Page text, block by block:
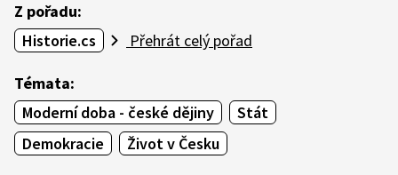
Z pořadu:
Historie.cs
Přehrát celý pořad
Témata:
Moderní doba - české dějiny
Stát
Demokracie
Život v Česku